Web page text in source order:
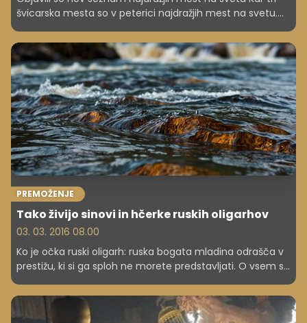
švicarska mesta so v peterici najdražjih mest na svetu.
PREMOŽENJE
Tako živijo sinovi in hčerke ruskih oligarhov
03. 03. 2016 08.00
Ko je očka ruski oligarh: ruska bogata mladina odrašča v
prestižu, ki si ga sploh ne morete predstavljati. O vsem se
seveda rada hvali na Instagramu.